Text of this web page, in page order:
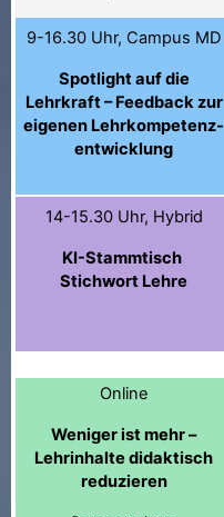
9-16.30 Uhr, Campus MD
Spotlight auf die
Lehrkraft – Feedback zur
eigenen Lehrkompetenz-
entwicklung
14-15.30 Uhr, Hybrid
KI-Stammtisch
Stichwort Lehre
Online
Weniger ist mehr –
Lehrinhalte didaktisch
reduzieren